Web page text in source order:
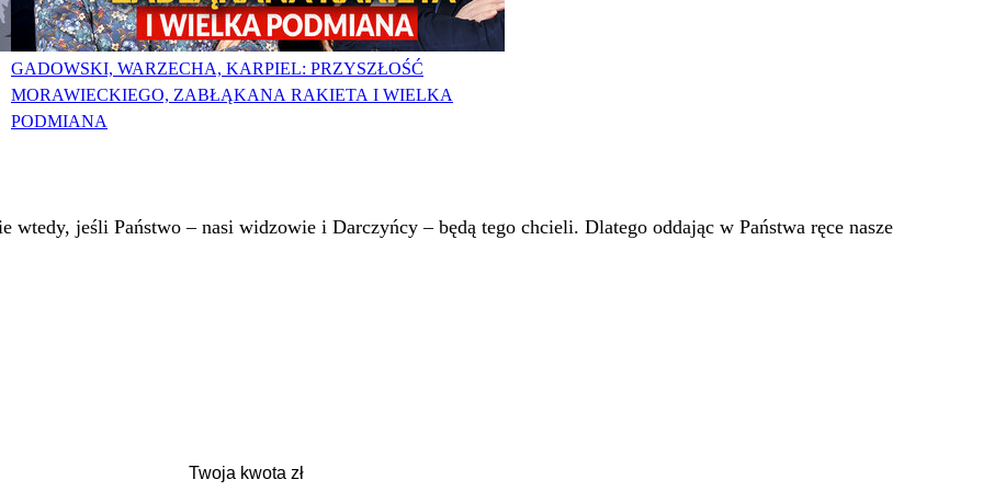
GADOWSKI, WARZECHA, KARPIEL: PRZYSZŁOŚĆ
MORAWIECKIEGO, ZABŁĄKANA RAKIETA I WIELKA
PODMIANA
wtedy, jeśli Państwo – nasi widzowie i Darczyńcy – będą tego chcieli. Dlatego oddając w Państwa ręce nasze